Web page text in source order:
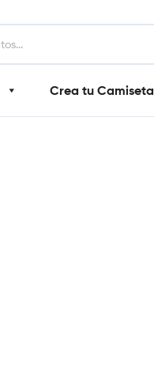
Crea tu Camiseta